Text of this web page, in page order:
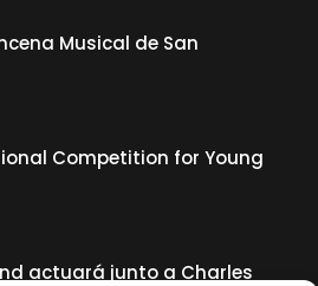
Musical de San
Competition for Young
actuará junto a Charles